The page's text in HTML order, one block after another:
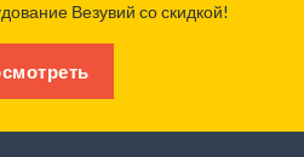
Везувий со скидкой!